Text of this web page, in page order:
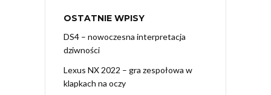
OSTATNIE WPISY
DS4 – nowoczesna interpretacja
dziwności
Lexus NX 2022 – gra zespołowa w
klapkach na oczy